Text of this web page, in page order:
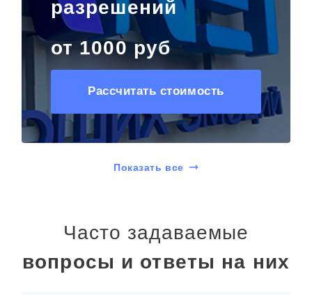
разрешений
от 1000 руб
Рассчитать стоимость
Показать все
Часто задаваемые
вопросы и ответы на них